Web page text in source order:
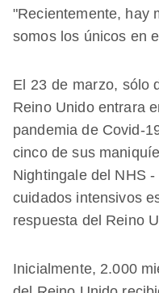
"Recientemente, hay
somos los únicos en
El 23 de marzo, sólo
Reino Unido entrara
pandemia de Covid-
cinco de sus
Nightingale del NHS
cuidados intensivos
respuesta del Reino
Inicialmente, 2.000